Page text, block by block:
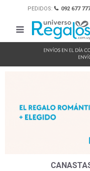
PEDIDOS: 092 677 777
